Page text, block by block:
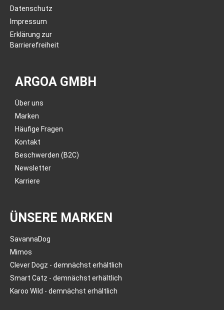
Datenschutz
Impressum
Erklärung zur
Barrierefreiheit
ARGOA GMBH
Über uns
Marken
Häufige Fragen
Kontakt
Beschwerden (B2C)
Newsletter
Karriere
ÜNSERE MARKEN
SavannaDog
Mimos
Clever Dogz - demnächst erhältlich
Smart Catz - demnächst erhältlich
Karoo Wild - demnächst erhältlich